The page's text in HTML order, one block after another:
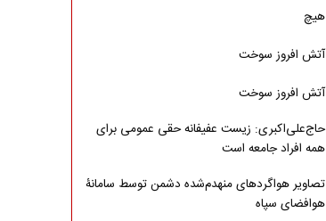
هیچ
آتش افروز سوخت
آتش افروز سوخت
حاج‌علی‌اکبری: زیست عفیفانه حقی عمومی برای
همه افراد جامعه است
تصاویر هواگردهای منهدم‌شده دشمن توسط سامانۀ
هوافضای سپاه